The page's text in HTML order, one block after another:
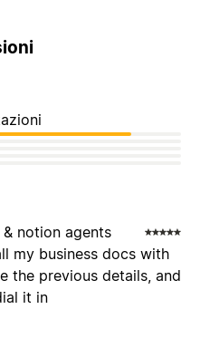
notion agents
my business docs with
the previous details, and
it in